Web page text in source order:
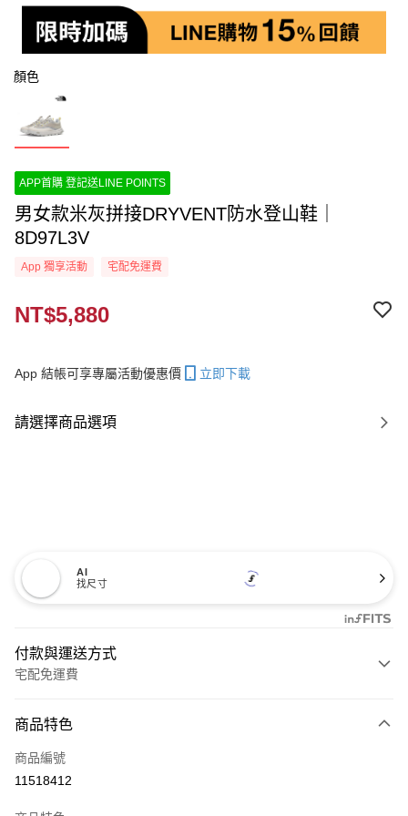
顏色
APP首購 登記送LINE POINTS
男女款米灰拼接DRYVENT防水登山鞋｜
8D97L3V
App 獨享活動 宅配免運費
NT$5,880
App 結帳可享專屬活動優惠價 立即下載
請選擇商品選項
AI
找尺寸
付款與運送方式
宅配免運費
信用卡一次付款
信用卡分期付款
商品特色
商品編號
11518412